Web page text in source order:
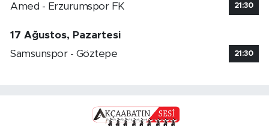
Amed - Erzurumspor FK 21:30
17 Ağustos, Pazartesi
Samsunspor - Göztepe
21:30